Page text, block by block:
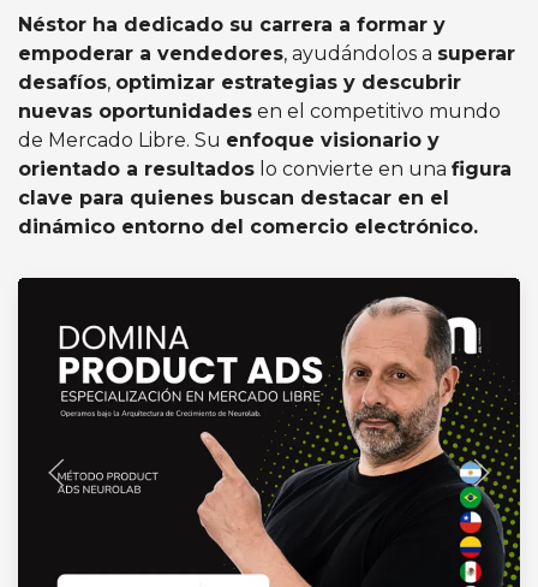
Néstor ha dedicado su carrera a formar y
empoderar a vendedores, ayudándolos a superar
desafíos, optimizar estrategias y descubrir
nuevas oportunidades en el competitivo mundo
de Mercado Libre. Su enfoque visionario y
orientado a resultados lo convierte en una figura
clave para quienes buscan destacar en el
dinámico entorno del comercio electrónico.